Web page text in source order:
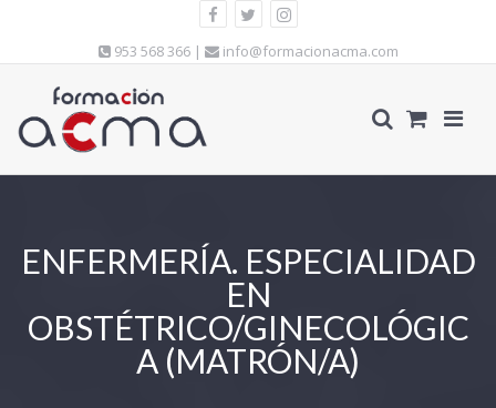
953 568 366 | info@formacionacma.com
ENFERMERÍA. ESPECIALIDAD
EN
OBSTÉTRICO/GINECOLÓGIC
A (MATRÓN/A)